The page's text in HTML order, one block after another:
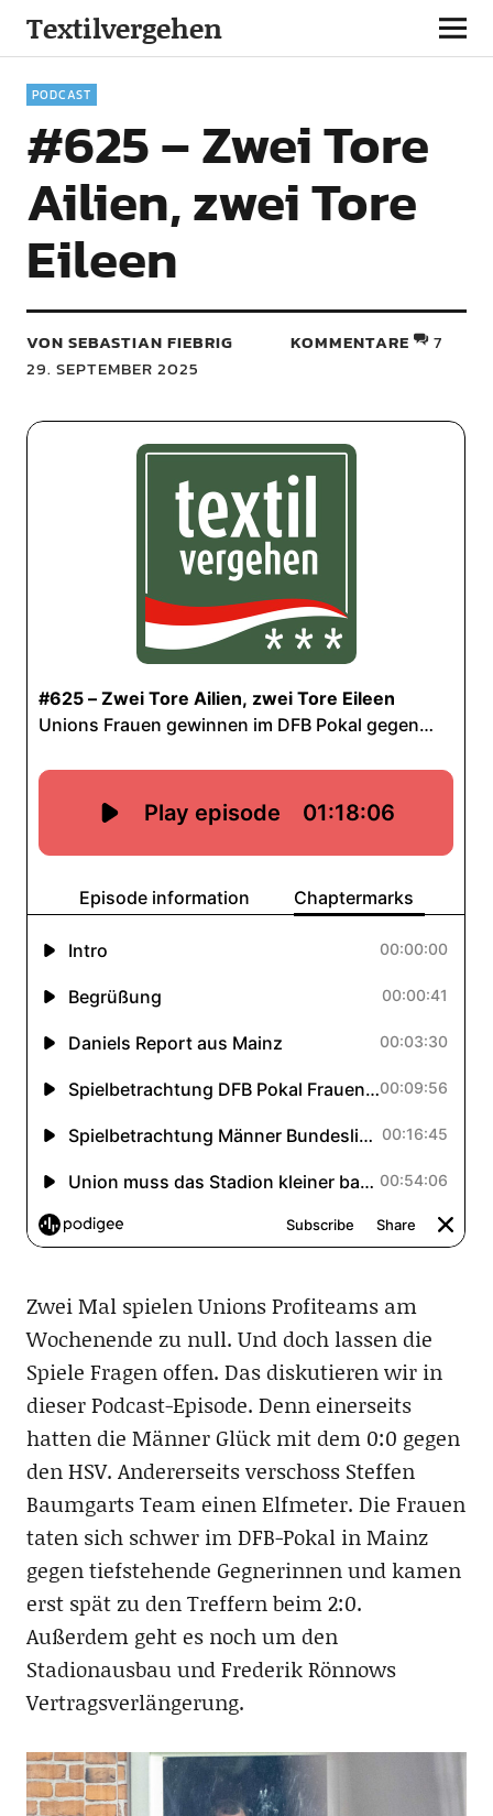
Textilvergehen
PODCAST
#625 – Zwei Tore
Ailien, zwei Tore
Eileen
VON SEBASTIAN FIEBRIG
29. SEPTEMBER 2025
KOMMENTARE 7
Zwei Mal spielen Unions Profiteams am
Wochenende zu null. Und doch lassen die
Spiele Fragen offen. Das diskutieren wir in
dieser Podcast-Episode. Denn einerseits
hatten die Männer Glück mit dem 0:0 gegen
den HSV. Andererseits verschoss Steffen
Baumgarts Team einen Elfmeter. Die Frauen
taten sich schwer im DFB-Pokal in Mainz
gegen tiefstehende Gegnerinnen und kamen
erst spät zu den Treffern beim 2:0.
Außerdem geht es noch um den
Stadionausbau und Frederik Rönnows
Vertragsverlängerung.